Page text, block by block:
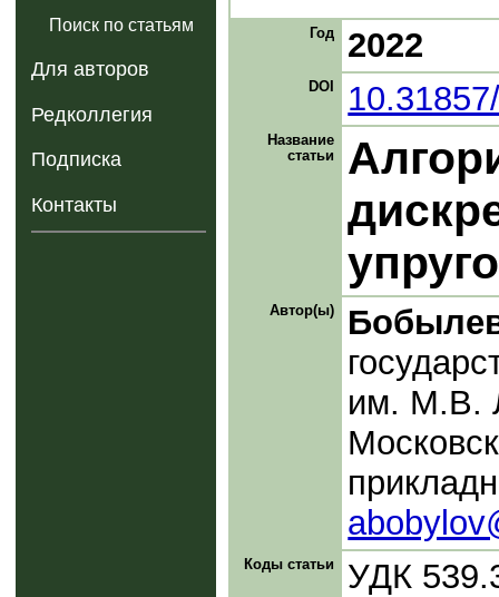
Поиск по статьям
Для авторов
Редколлегия
Подписка
Контакты
Год 2022
DOI
Название
статьи
Автор(ы)
им. М.В.
Коды статьи УДК